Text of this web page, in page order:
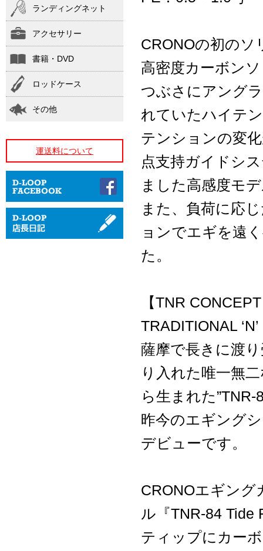
CRONOの初のソ
高密度カーボン
つぶさにアング
れていたハイテ
テンションの変
点支持ガイドシ
ました高感度モ
また、負荷に応
ョンでエギを遠
た。
【TNR
TRADITIONAL
薩摩で長きに渡
り入れた唯一無
ら生まれた”TNR-
昨今のエギング
デビューです。
CRONOエギン
ル『TNR-84 Tide
ティップにカー
ランディングネット
アクセサリー
書籍・DVD
ロッドケース
その他
運送料について